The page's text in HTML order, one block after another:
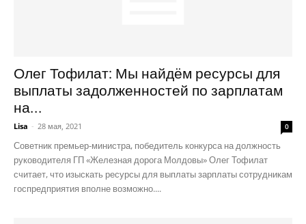
Олег Тофилат: Мы найдём ресурсы для
выплаты задолженностей по зарплатам
на...
Lisa - 28 мая, 2021 0
Советник премьер-министра, победитель конкурса на должность
руководителя ГП «Железная дорога Молдовы» Олег Тофилат
считает, что изыскать ресурсы для выплаты зарплаты сотрудникам
госпредприятия вполне возможно....